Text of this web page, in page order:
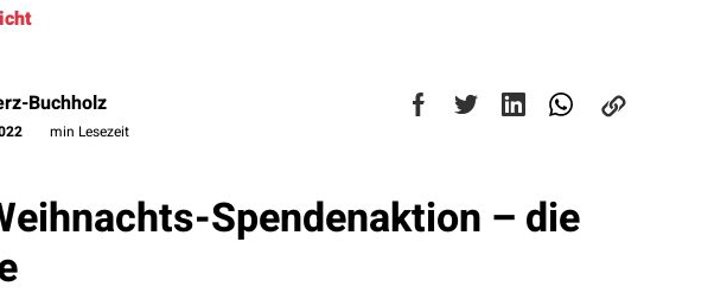
Buchholz
min Lesezeit
Spendenaktion – die